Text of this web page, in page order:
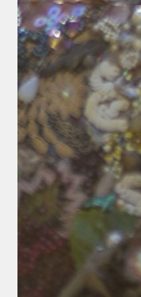
節分マジか！Ｒｏｓｅヨ
ーコ「 開運🌹デコレシピ
」をスタート予定♬
作品「夢よ再び」 小戸公
園ヨットハーバー★海は
心のふるさと❤アート...